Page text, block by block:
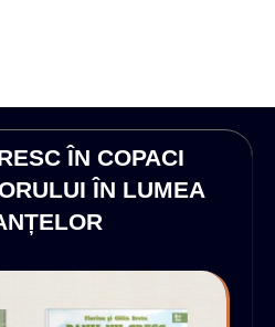
ÎN COPACI
ÎN LUMEA